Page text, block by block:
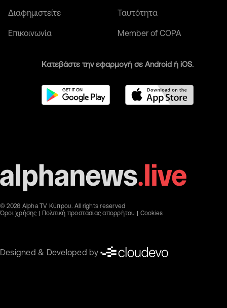
Διαφημιστείτε Ταυτότητα
Επικοινωνία Member of COPA
Κατεβάστε την εφαρμογή σε Android ή iOS.
© 2026 Alpha TV Κύπρου. All rights reserved
Όροι χρήσης
Πολιτική προστασίας απορρήτου Cookies
Designed & Developed by